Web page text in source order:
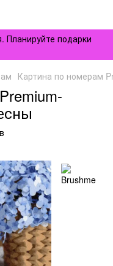
Планируйте подарки
Картина по номерам